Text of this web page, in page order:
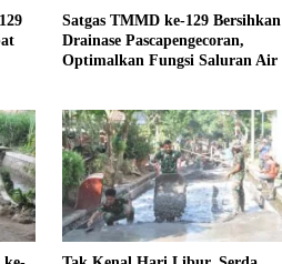
Satgas TMMD ke-129 Bersihkan
Drainase Pascapengecoran,
Optimalkan Fungsi Saluran Air